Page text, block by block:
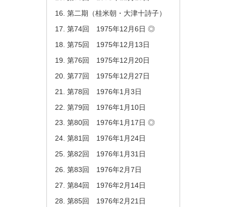
第二期（桂米朝・大津十詩子）
第74回 1975年12月6日 ◎
第75回 1975年12月13日
第76回 1975年12月20日
第77回 1975年12月27日
第78回 1976年1月3日
第79回 1976年1月10日
第80回 1976年1月17日 ◎
第81回 1976年1月24日
第82回 1976年1月31日
第83回 1976年2月7日
第84回 1976年2月14日
第85回 1976年2月21日